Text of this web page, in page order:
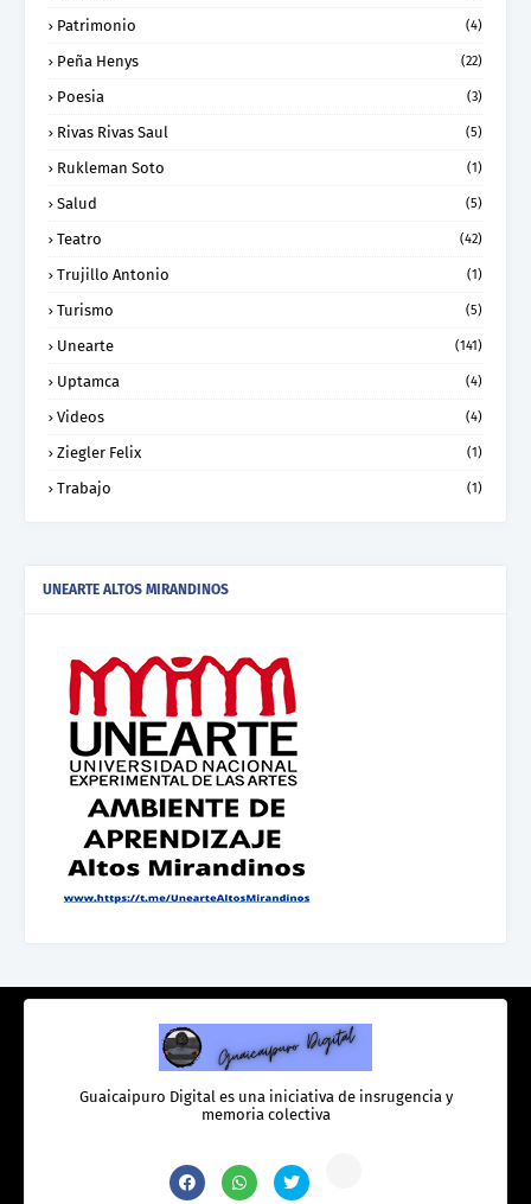
Patrimonio (4)
Peña Henys (22)
Poesia (3)
Rivas Rivas Saul (5)
Rukleman Soto (1)
Salud (5)
Teatro (42)
Trujillo Antonio (1)
Turismo (5)
Unearte (141)
Uptamca (4)
Videos (4)
Ziegler Felix (1)
Trabajo (1)
UNEARTE ALTOS MIRANDINOS
Guaicaipuro Digital es una iniciativa de insrugencia y
memoria colectiva